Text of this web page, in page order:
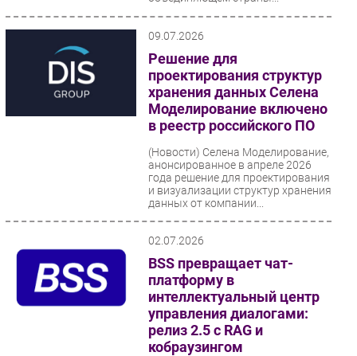
09.07.2026
Решение для
проектирования структур
хранения данных Селена
Моделирование включено
в реестр российского ПО
(Новости) Селена Моделирование,
анонсированное в апреле 2026
года решение для проектирования
и визуализации структур хранения
данных от компании...
02.07.2026
BSS превращает чат-
платформу в
интеллектуальный центр
управления диалогами:
релиз 2.5 с RAG и
кобраузингом